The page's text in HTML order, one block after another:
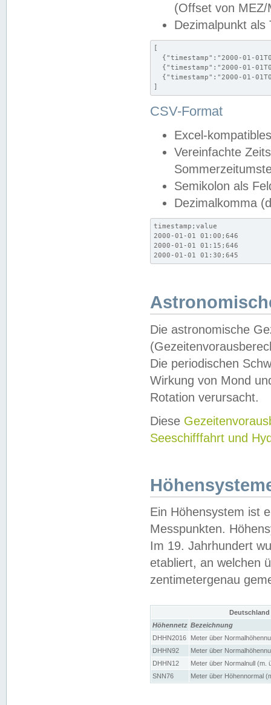
(Offset von MEZ/
Dezimalpunkt als
[
{"timestamp":"2000-01-
{"timestamp":"2000-01-
{"timestamp":"2000-01-
]
CSV-Format
Excel-
Vereinfachte
Semikolon als
Dezimalkomma
timestamp;value
2000-01-01 01:00;646
2000-01-01 01:15;646
2000-01-01 01:30;645
Die astronomische
Die periodischen
Wirkung von Mond
Rotation verursacht.
Diese
Seeschifffahrt und
Ein Höhensystem ist
Messpunkten.
Im 19. Jahrhundert
etabliert, an welchen
zentimetergenau
Höhennetz Bezeichnung
DHHN2016
Meter über
DHHN92
Meter über
DHHN12
Meter über Normalnull (m.
SNN76
Meter über Höhennormal